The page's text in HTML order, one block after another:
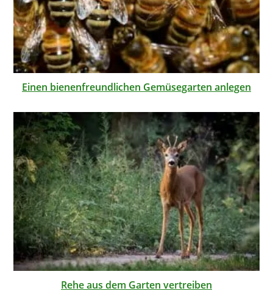
Einen bienenfreundlichen Gemüsegarten anlegen
Rehe aus dem Garten vertreiben